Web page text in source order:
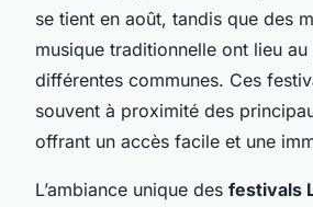
se tient en août, tandis que des
musique traditionnelle ont lieu
différentes communes. Ces
souvent à proximité des
offrant un accès facile et une
L’ambiance unique des festivals